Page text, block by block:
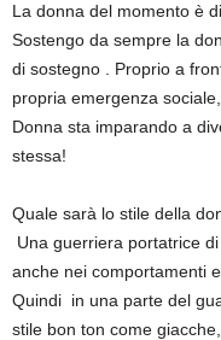
La donna del momento è
Sostengo da sempre la
di sostegno . Proprio a
propria emergenza
Donna sta imparando a
stessa!
Quale sarà lo stile della
Una guerriera portatrice
anche nei comportamenti
Quindi in una parte del
stile bon ton come